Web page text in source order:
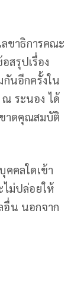
ขาธิการคณะ
สรุปเรื่อง
นอีกครั้งใน
ระนอง ได้
าดคุณสมบัติ
คลใดเข้า
ไม่ปล่อยให้
อื่น นอกจาก